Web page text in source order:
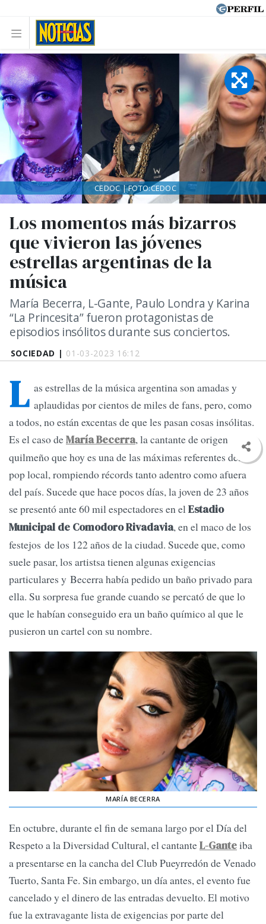
SOCIEDAD | 01-03-2023 16:12
Los momentos más bizarros
que vivieron las jóvenes
estrellas argentinas de la
música
María Becerra, L-Gante, Paulo Londra y Karina
“La Princesita” fueron protagonistas de
episodios insólitos durante sus conciertos.
CEDOC | FOTO:CEDOC
L as estrellas de la música argentina son amadas y
aplaudidas por cientos de miles de fans, pero, como
a todos, no están excentas de que les pasan cosas insólitas.
Es el caso deMaría Becerra, la cantante de origen
quilmeño que hoy es una de las máximas referentes del
pop local, rompiendo récords tanto adentro como afuera
del país. Sucede que hace pocos días, la joven de 23 años
se presentó ante 60 mil espectadores en elEstadio
Municipal de Comodoro Rivadavia, en el maco de los
festejos de los 122 años de la ciudad. Sucede que, como
suele pasar, los artistsa tienen algunas exigencias
particulares y Becerra había pedido un baño privado para
ella. Su sorpresa fue grande cuando se percató de que lo
que le habían conseguido era un baño químico al que le
pusieron un cartel con su nombre.
MARÍA BECERRA
En octubre, durante el fin de semana largo por el Día del
Respeto a la Diversidad Cultural, el cantanteL-Ganteiba
a presentarse en la cancha del Club Pueyrredón de Venado
Tuerto, Santa Fe. Sin embargo, un día antes, el evento fue
cancelado y el dinero de las entradas devuelto. El motivo
fue la extravagante lista de exigencias por parte del